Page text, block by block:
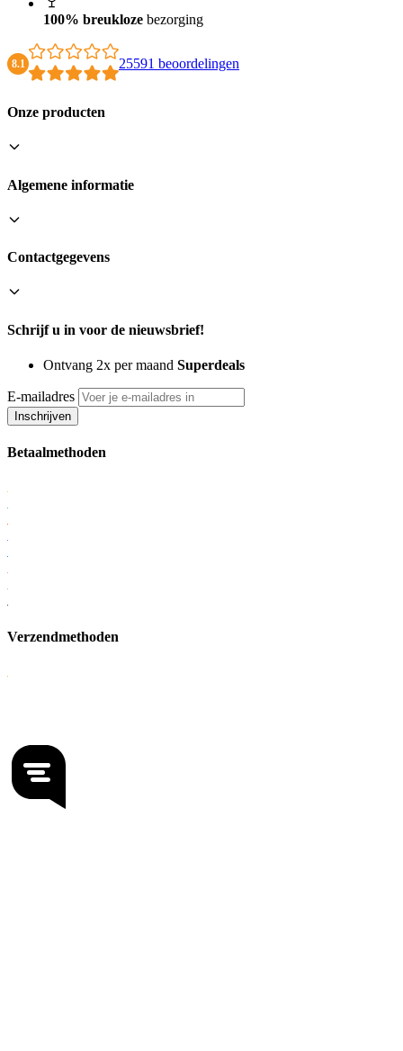
100% breukloze bezorging
8.1 25591 beoordelingen
Onze producten
Algemene informatie
Contactgegevens
Schrijf u in voor de nieuwsbrief!
Ontvang 2x per maand Superdeals
E-mailadres
Inschrijven
Betaalmethoden
Verzendmethoden